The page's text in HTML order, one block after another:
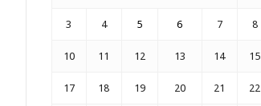
3 4 5 6 7 8
10 11 12 13 14 15
17 18 19 20 21 22